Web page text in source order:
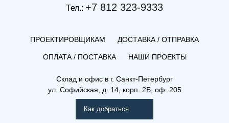
Тел.: +7 812 323-9333
ПРОЕКТИРОВЩИКАМ ДОСТАВКА / ОТПРАВКА
ОПЛАТА / ПОСТАВКА НАШИ ПРОЕКТЫ
Склад и офис в г. Санкт-Петербург
ул. Софийская, д. 14, корп. 2Б, оф. 205
Как добраться